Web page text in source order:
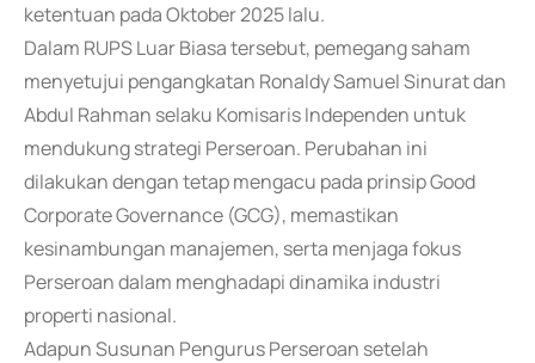
ketentuan pada Oktober 2025 lalu.
Dalam RUPS Luar Biasa tersebut, pemegang saham
menyetujui pengangkatan Ronaldy Samuel Sinurat dan
Abdul Rahman selaku Komisaris Independen untuk
mendukung strategi Perseroan. Perubahan ini
dilakukan dengan tetap mengacu pada prinsip Good
Corporate Governance (GCG), memastikan
kesinambungan manajemen, serta menjaga fokus
Perseroan dalam menghadapi dinamika industri
properti nasional.
Adapun Susunan Pengurus Perseroan setelah